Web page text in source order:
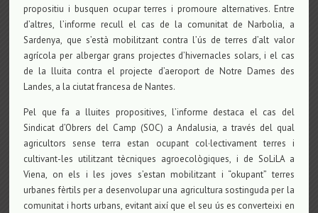
propositiu i busquen ocupar terres i promoure alternatives. Entre
d’altres, l’informe recull el cas de la comunitat de Narbolia, a
Sardenya, que s’està mobilitzant contra l’ús de terres d’alt valor
agrícola per albergar grans projectes d’hivernacles solars, i el cas
de la lluita contra el projecte d’aeroport de Notre Dames des
Landes, a la ciutat francesa de Nantes.
Pel que fa a lluites propositives, l’informe destaca el cas del
Sindicat d’Obrers del Camp (SOC) a Andalusia, a través del qual
agricultors sense terra estan ocupant col·lectivament terres i
cultivant-les utilitzant tècniques agroecològiques, i de SoLiLA a
Viena, on els i les joves s’estan mobilitzant i “okupant” terres
urbanes fèrtils per a desenvolupar una agricultura sostinguda per la
comunitat i horts urbans, evitant així que el seu ús es converteixi en